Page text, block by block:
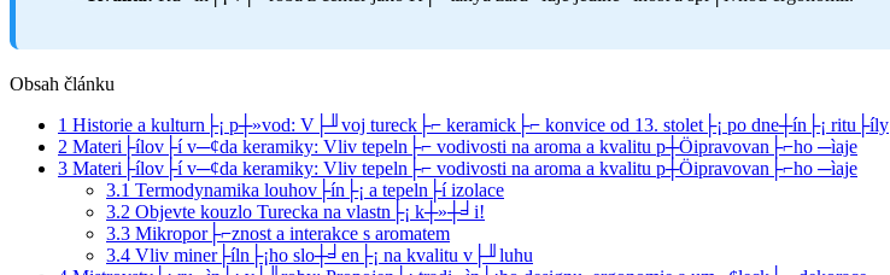
Obsah článku
1 Historie a kulturn├¡ p┼»vod: V├╜voj tureck├⌐ keramick├⌐ konvice od 13. stolet├¡ po dne┼ín├¡ ritu├íly
2 Materi├ílov├í v─¢da keramiky: Vliv tepeln├⌐ vodivosti na aroma a kvalitu p┼Öipravovan├⌐ho ─ìaje
3 Materi├ílov├í v─¢da keramiky: Vliv tepeln├⌐ vodivosti na aroma a kvalitu p┼Öipravovan├⌐ho ─ìaje
3.1 Termodynamika louhov├ín├¡ a tepeln├í izolace
3.2 Objevte kouzlo Turecka na vlastn├¡ k┼»┼╛i!
3.3 Mikropor├⌐znost a interakce s aromatem
3.4 Vliv miner├íln├¡ho slo┼╛en├¡ na kvalitu v├╜luhu